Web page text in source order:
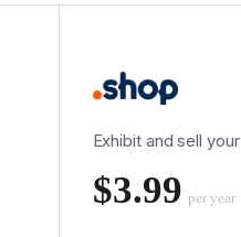
Exhibit and sell your
‪$3.99 per year